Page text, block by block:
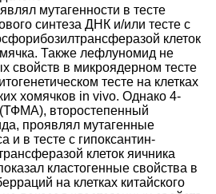
мутагенности в тесте
синтеза ДНК и/или тесте с
клеток
Также лефлуномид не
свойств в микроядерном тесте
тесте на клетках
хомячков in vivo. Однако 4-
второстепенный
проявлял мутагенные
и в тесте с гипоксантин-
клеток яичника
кластогенные свойства в
на клетках китайского